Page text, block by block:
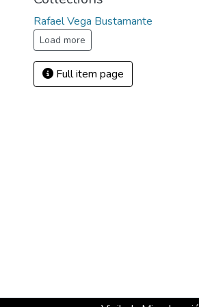
Rafael Vega Bustamante
Load more
Full item page